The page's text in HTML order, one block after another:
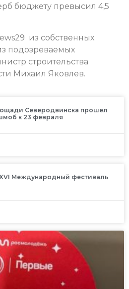
бюджету превысил 4,5
из собственных
подозреваемых
строительства
Михаил Яковлев.
Северодвинска прошел
к 23 февраля
Международный фестиваль